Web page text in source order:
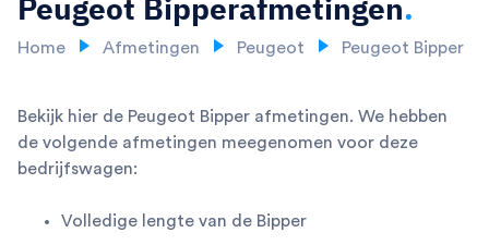
Peugeot Bipperafmetingen.
Home Afmetingen Peugeot Peugeot Bipper
Bekijk hier de Peugeot Bipper afmetingen. We hebben
de volgende afmetingen meegenomen voor deze
bedrijfswagen:
Volledige lengte van de Bipper